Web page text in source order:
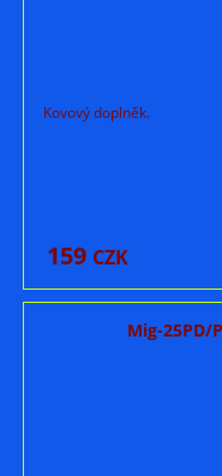
Kovový doplněk.
159 CZK
Mig-25PD/